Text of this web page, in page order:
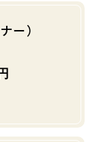
ビス
合わせ
予約
ー）